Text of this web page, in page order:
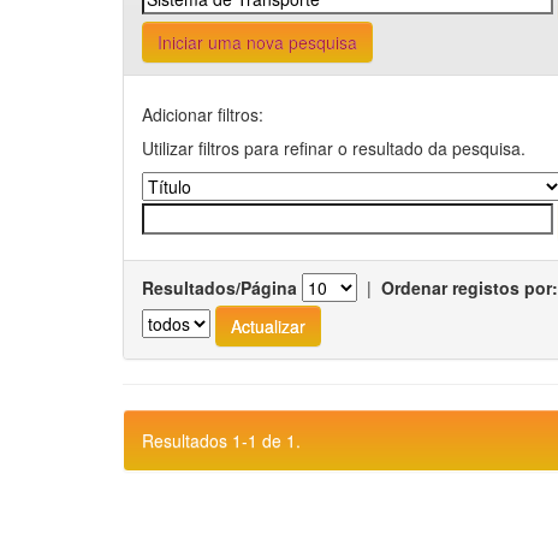
Iniciar uma nova pesquisa
Adicionar filtros:
Utilizar filtros para refinar o resultado da pesquisa.
Resultados/Página | Ordenar registos por:
Resultados 1-1 de 1.